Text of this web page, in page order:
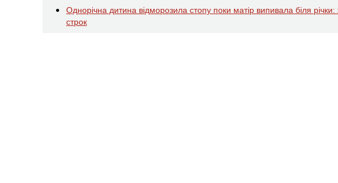
Однорічна дитина відморозила стопу поки матір випивала біля
строк